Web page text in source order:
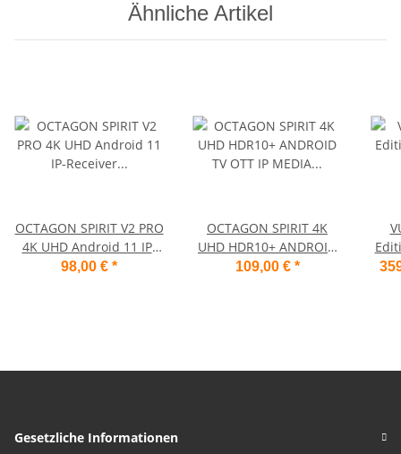
Ähnliche Artikel
OCTAGON SPIRIT V2 PRO
4K UHD Android 11 IP-
Receiver (HDR10+, Dual-
98,00 € *
OCTAGON SPIRIT 4K
UHD HDR10+ ANDROID
TV OTT IP MEDIA
109,00 € *
Gesetzliche Informationen